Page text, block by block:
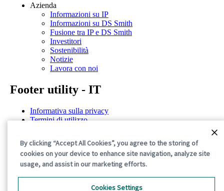
Azienda
Informazioni su IP
Informazioni su DS Smith
Fusione tra IP e DS Smith
Investitori
Sostenibilità
Notizie
Lavora con noi
Footer utility - IT
Informativa sulla privacy
Termini di utilizzo
Termini e condizioni generali
©2026 International Paper. All Rights Reserved.
By clicking “Accept All Cookies”, you agree to the storing of
cookies on your device to enhance site navigation, analyze site
usage, and assist in our marketing efforts.
Cookies Settings